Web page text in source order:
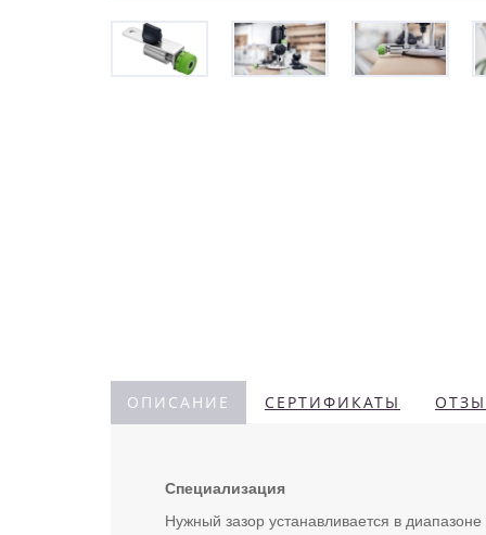
ОПИСАНИЕ СЕРТИФИКАТЫ
Специализация
Нужный зазор устанавливается в